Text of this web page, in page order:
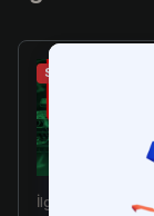
Sale
İlgili Ürün